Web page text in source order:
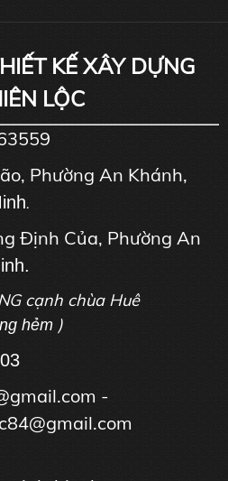
KẾ XÂY DỰNG
LỘC
Phường An Khánh,
.
Định Của, Phường An
cạnh chùa Huê
hẻm )
-